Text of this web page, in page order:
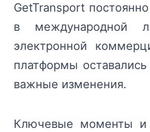
GetTransport
в международной
электронной
платформы
важные изменения.
Ключевые моменты